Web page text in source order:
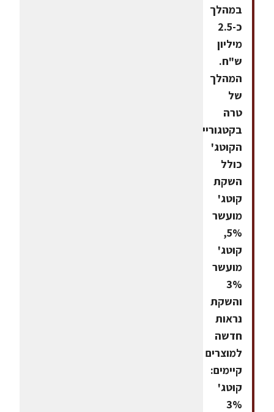
במהלך
כ-2.5
מיליון
ש"ח.
המהלך
של
טרה
בקטגוריית
הקוטג'
כולל
השקת
קוטג'
מועשר
5%,
קוטג'
מועשר
3%
והשקת
נראות
חדשה
למוצרים
קיימים:
קוטג'
3%